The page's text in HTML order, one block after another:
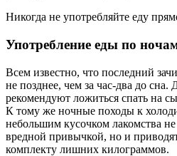
Никогда не употребляйте еду
Употребление еды по
Всем известно, что последний
не позднее, чем за час-два до сна.
рекомендуют ложиться спать на
К тому же ночные походы к
небольшим кусочком лакомства
вредной привычкой, но и
комплекту лишних килограммов.